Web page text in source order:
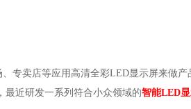
专卖店等应用高清全彩LED显示屏来做产
最近研发一系列符合小众领域的智能LED